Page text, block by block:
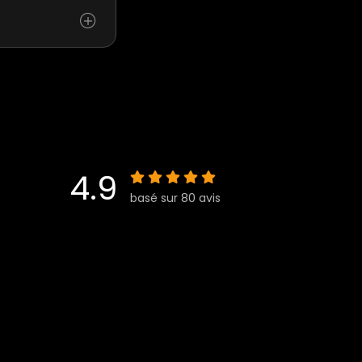
4.9 basé sur 80 avis